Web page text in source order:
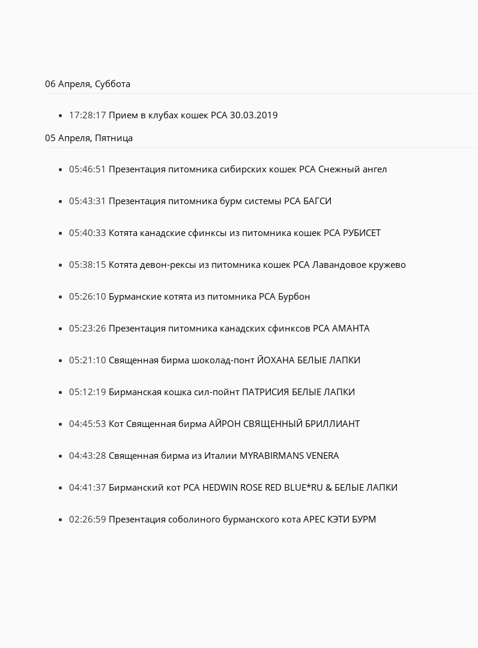
06 Апреля, Суббота
17:28:17 Прием в клубах кошек PCA 30.03.2019
05 Апреля, Пятница
05:46:51 Презентация питомника сибирских кошек PCA Снежный ангел
05:43:31 Презентация питомника бурм системы PCA БАГСИ
05:40:33 Котята канадские сфинксы из питомника кошек PCA РУБИСЕТ
05:38:15 Котята девон-рексы из питомника кошек PCA Лавандовое кружево
05:26:10 Бурманские котята из питомника PCA Бурбон
05:23:26 Презентация питомника канадских сфинксов PCA АМАНТА
05:21:10 Священная бирма шоколад-понт ЙОХАНА БЕЛЫЕ ЛАПКИ
05:12:19 Бирманская кошка сил-пойнт ПАТРИСИЯ БЕЛЫЕ ЛАПКИ
04:45:53 Кот Священная бирма АЙРОН СВЯЩЕННЫЙ БРИЛЛИАНТ
04:43:28 Священная бирма из Италии MYRABIRMANS VENERA
04:41:37 Бирманский кот PCA HEDWIN ROSE RED BLUE*RU & БЕЛЫЕ ЛАПКИ
02:26:59 Презентация соболиного бурманского кота АРЕС КЭТИ БУРМ